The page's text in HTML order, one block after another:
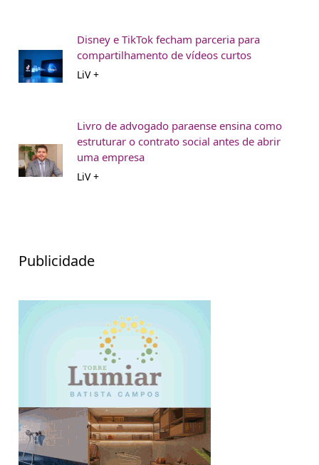
Disney e TikTok fecham parceria para
compartilhamento de vídeos curtos
LiV +
Livro de advogado paraense ensina como
estruturar o contrato social antes de abrir
uma empresa
LiV +
Publicidade